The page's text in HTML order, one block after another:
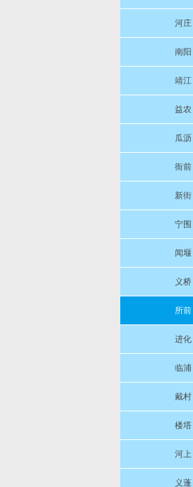
河庄
南阳
靖江
益农
瓜沥
衙前
新街
宁围
闻堰
义桥
所前
进化
临浦
戴村
楼塔
河上
义蓬